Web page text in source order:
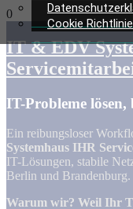
Cookie
0
IT & EDV
IT-Probleme lösen,
Ein reibungsloser
Systemhaus IHR
IT-Lösungen, stabile
Berlin und Brandenburg.
Warum wir? Weil Ihr